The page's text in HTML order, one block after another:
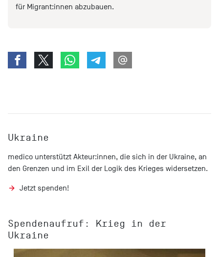
für Migrant:innen abzubauen.
Ukraine
medico unterstützt Akteur:innen, die sich in der Ukraine, an
den Grenzen und im Exil der Logik des Krieges widersetzen.
Jetzt spenden!
Spendenaufruf: Krieg in der
Ukraine